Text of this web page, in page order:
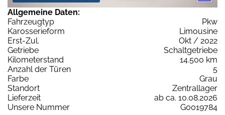
Allgemeine Daten:
Fahrzeugtyp
Pkw
Karosserieform
Limousine
Erst-Zul.
Okt / 2022
Getriebe
Schaltgetriebe
Kilometerstand
14.500 km
Anzahl der Türen
5
Farbe
Grau
Standort
Zentrallager
Lieferzeit
ab ca. 10.08.2026
Unsere Nummer
G0019784